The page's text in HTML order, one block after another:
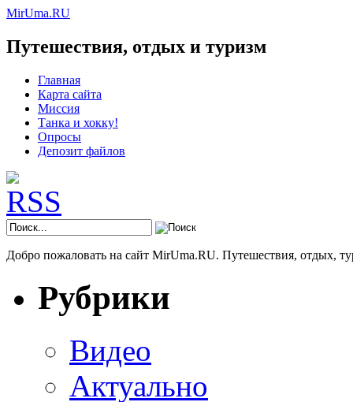
MirUma.RU
Путешествия, отдых и туризм
Главная
Карта сайта
Миссия
Танка и хокку!
Опросы
Депозит файлов
Добро пожаловать на сайт MirUma.RU. Путешествия, отдых,
Рубрики
Видео
Актуально